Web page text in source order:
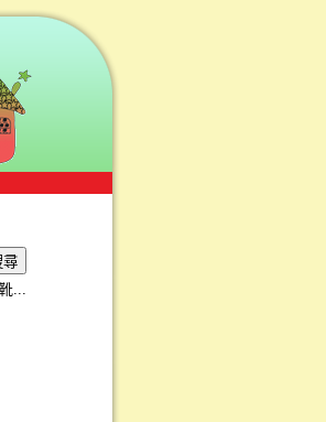
...